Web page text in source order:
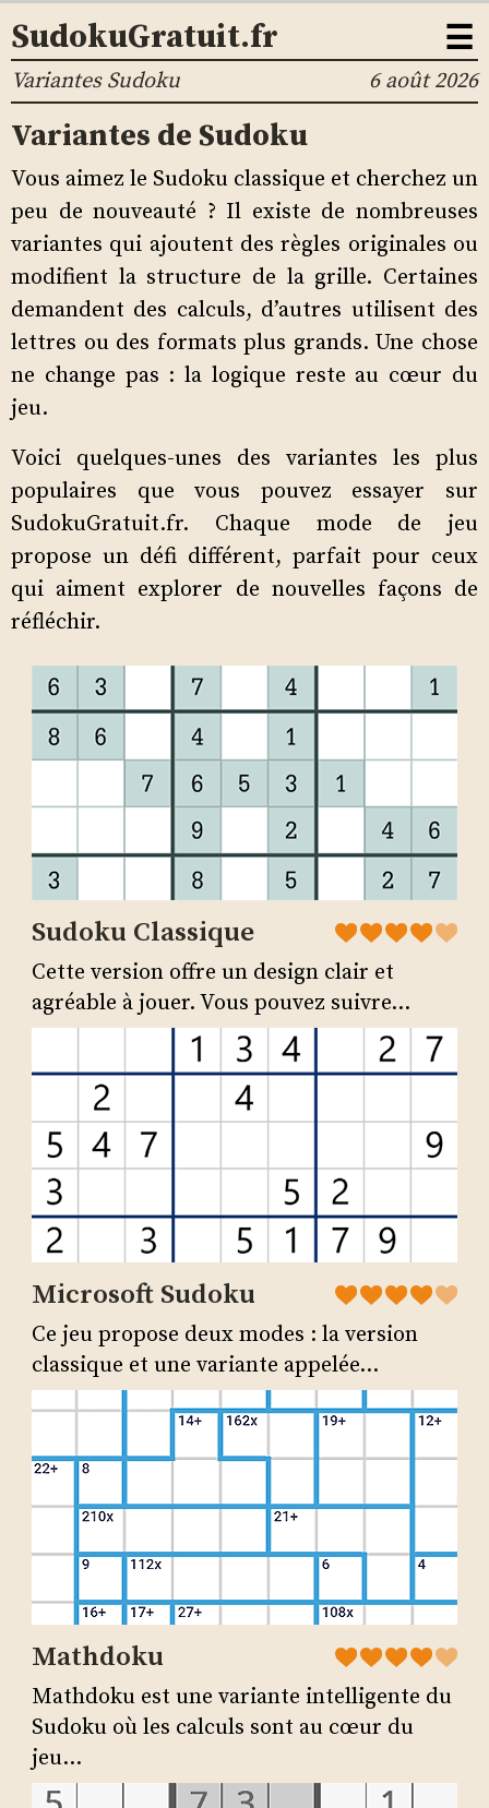
☰
SudokuGratuit.fr
Variantes Sudoku 6 août 2026
Variantes de Sudoku
Vous aimez le Sudoku classique et cherchez un
peu de nouveauté ? Il existe de nombreuses
variantes qui ajoutent des règles originales ou
modifient la structure de la grille. Certaines
demandent des calculs, d’autres utilisent des
lettres ou des formats plus grands. Une chose
ne change pas : la logique reste au cœur du
jeu.
Voici quelques-unes des variantes les plus
populaires que vous pouvez essayer sur
SudokuGratuit.fr. Chaque mode de jeu
propose un défi différent, parfait pour ceux
qui aiment explorer de nouvelles façons de
réfléchir.
Sudoku Classique
Cette version offre un design clair et
agréable à jouer. Vous pouvez suivre...
Microsoft Sudoku
Ce jeu propose deux modes : la version
classique et une variante appelée...
Mathdoku
Mathdoku est une variante intelligente du
Sudoku où les calculs sont au cœur du
jeu...